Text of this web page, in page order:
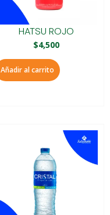
HATSU ROJO
$4,500
Añadir al carrito